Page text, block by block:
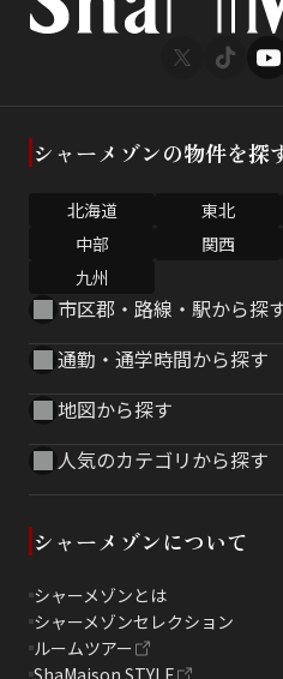
シャーメゾンの物件を探
北海道 東北
中部
関西
九州
市区郡・路線・駅から探
通勤・通学時間から探す
地図から探す
人気のカテゴリから探す
シャーメゾンについて
シャーメゾンとは
シャーメゾンセレクション
ルームツアー